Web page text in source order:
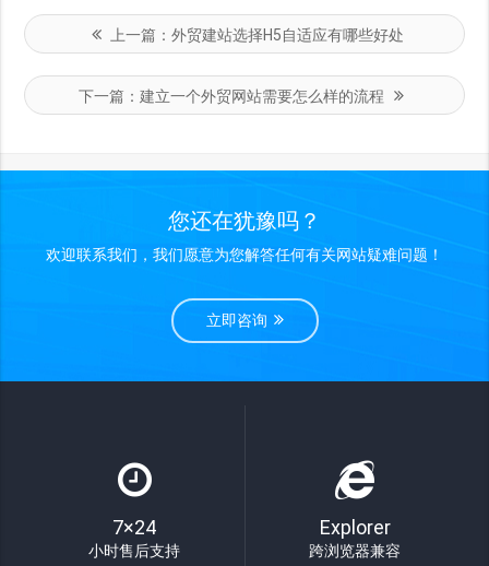
上一篇：外贸建站选择H5自适应有哪些好处
下一篇：建立一个外贸网站需要怎么样的流程
您还在犹豫吗？
欢迎联系我们，我们愿意为您解答任何有关网站疑难问题！
立即咨询
7×24
小时售后支持
Explorer
跨浏览器兼容